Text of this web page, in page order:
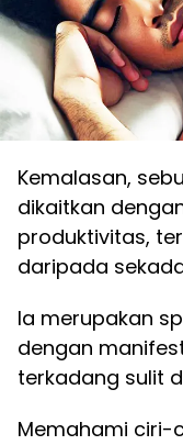
Kemalasan,
dikaitkan
produktivitas,
daripada
Ia merupakan
dengan
terkadang sulit
Memahami ciri-